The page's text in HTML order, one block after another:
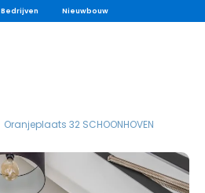
Bedrijven Nieuwbouw
Oranjeplaats 32 SCHOONHOVEN